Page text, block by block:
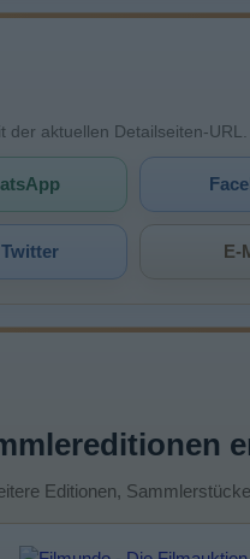
aktuellen Detailseiten-URL.
E-
Editionen,